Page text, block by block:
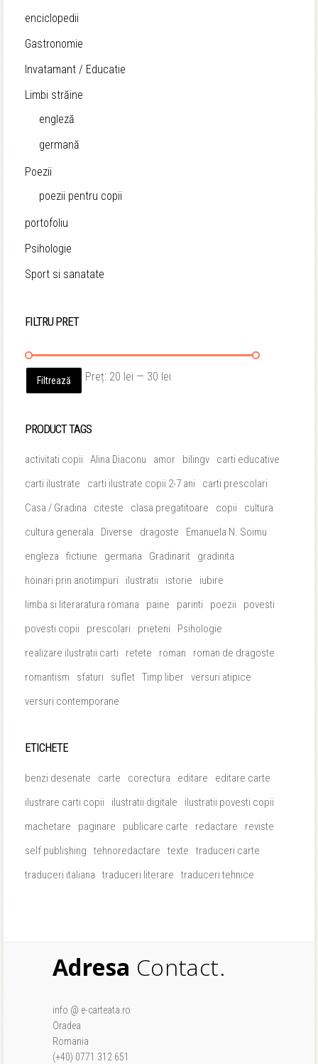
enciclopedii
Gastronomie
Invatamant / Educatie
Limbi străine
engleză
germană
Poezii
poezii pentru copii
portofoliu
Psihologie
Sport si sanatate
FILTRU PRET
Preț
Preț
Filtrează Preț: 20 lei — 30 lei
PRODUCT TAGS
activitati copii Alina Diaconu amor bilingv
carti educative
carti ilustrate
carti ilustrate copii 2-7 ani
carti prescolari
Casa / Gradina
citeste clasa pregatitoare copii
cultura
cultura generala
Diverse dragoste
Emanuela N. Soimu
engleza
fictiune germana Gradinarit
gradinita
hoinari prin anotimpuri
ilustratii istorie
iubire
limba si literaratura romana
paine parinti poezii
povesti
povesti copii
prescolari prieteni
Psihologie
realizare ilustratii carti
retete roman
roman de dragoste
romantism
sfaturi suflet Timp liber versuri atipice
versuri contemporane
ETICHETE
benzi desenate carte corectura editare
editare carte
ilustrare carti copii
ilustratii digitale
ilustratii povesti copii
machetare
paginare publicare carte redactare
reviste
self publishing
tehnoredactare texte
traduceri carte
traduceri italiana
traduceri literare traduceri tehnice
Adresa Contact.
info @ e-carteata.ro
Oradea
Romania
(+40) 0771 312 651